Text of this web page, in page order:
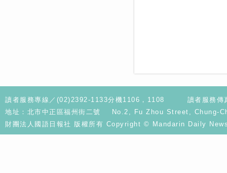
讀者服務專線／(02)2392-1133分機1106，1108
讀者服務
地址：北市中正區福州街二號 No.2, Fu Zhou Street, Chung-
財團法人國語日報社 版權所有 Copyright © Mandarin Daily